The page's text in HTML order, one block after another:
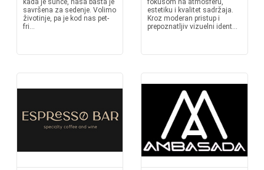
kada je sunce, naša bašta je
savršena za sedenje. Volimo
životinje, pa je kod nas pet-
fri...
fokusom na atmosferu,
estetiku i kvalitet sadržaja.
Kroz moderan pristup i
prepoznatljiv vizuelni ident...